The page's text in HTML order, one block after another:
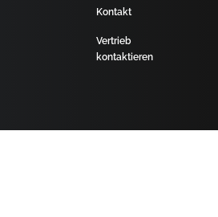
Kontakt
Vertrieb
kontaktieren